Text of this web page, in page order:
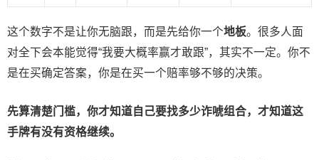
这个数字不是让你无脑跟，而是先给你一个地板。很多人面
对全下会本能觉得“我要大概率赢才敢跟”，其实不一定。你不
是在买确定答案，你是在买一个赔率够不够的决策。
先算清楚门槛，你才知道自己要找多少诈唬组合，才知道这
手牌有没有资格继续。